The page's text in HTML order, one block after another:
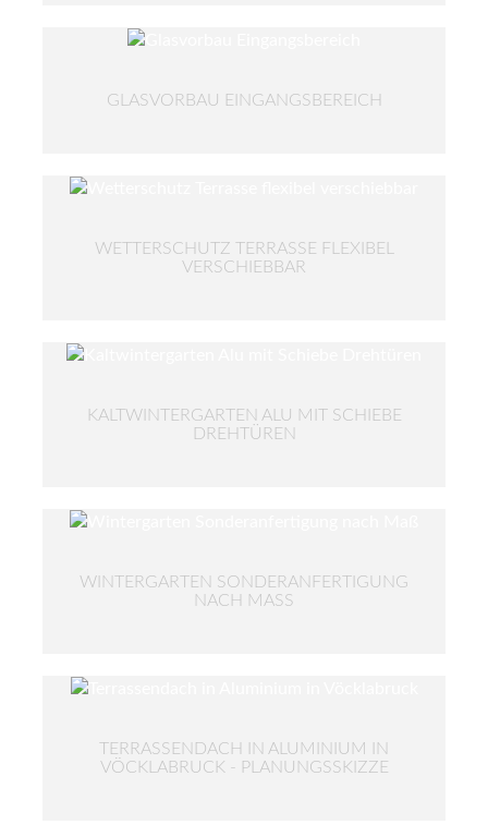
GLASVORBAU EINGANGSBEREICH
WETTERSCHUTZ TERRASSE FLEXIBEL
VERSCHIEBBAR
KALTWINTERGARTEN ALU MIT SCHIEBE
DREHTÜREN
WINTERGARTEN SONDERANFERTIGUNG
NACH MASS
TERRASSENDACH IN ALUMINIUM IN
VÖCKLABRUCK - PLANUNGSSKIZZE